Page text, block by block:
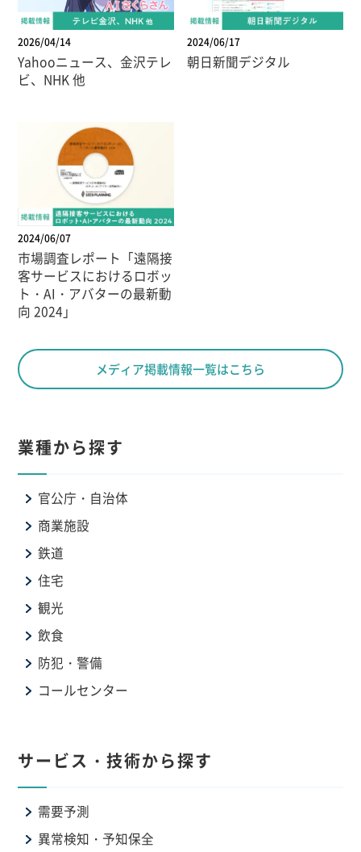
2026/04/14
Yahooニュース、金沢テレ
ビ、NHK 他
2024/06/17
朝日新聞デジタル
2024/06/07
市場調査レポート「遠隔接
客サービスにおけるロボッ
ト・AI・アバターの最新動
向 2024」
メディア掲載情報一覧はこちら
業種から探す
官公庁・自治体
商業施設
鉄道
住宅
観光
飲食
防犯・警備
コールセンター
サービス・技術から探す
需要予測
異常検知・予知保全